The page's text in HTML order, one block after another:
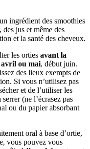
ingrédient des smoothies
des jus et même des
et la santé des cheveux.
les orties avant la
avril ou mai, début juin.
des lieux exempts de
Si vous n’utilisez pas
et de l’utiliser les
(ne l’écrasez pas
ou du papier absorbant
oral à base d’ortie,
vous pouvez vous